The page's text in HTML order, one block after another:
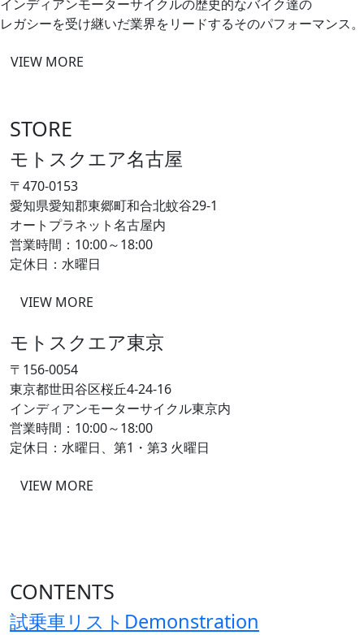
インディアンモーターサイクルの​歴史的な​バイク達の​
レガシーを​受け継いだ業界を​リードする​その​パフォーマンス。
VIEW MORE
STORE
モトスクエア名古屋
〒470-0153
愛知県愛知郡東郷町和合北蚊谷29-1
オートプラネット名古屋内
営業時間：10:00～18:00
定休日：水曜日
VIEW MORE
モトスクエア東京
〒156-0054
東京都世田谷区桜丘4-24-16
インディアンモーターサイクル東京内
営業時間：10:00～18:00
定休日：水曜日、第1・第3 火曜日
VIEW MORE
CONTENTS
試乗車リスト Demonstration